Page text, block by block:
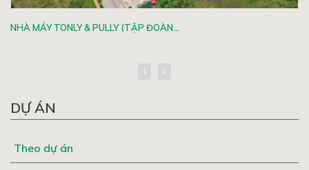
NHÀ MÁY TONLY & PULLY (TẬP ĐOÀN...
DỰ ÁN
Theo dự án